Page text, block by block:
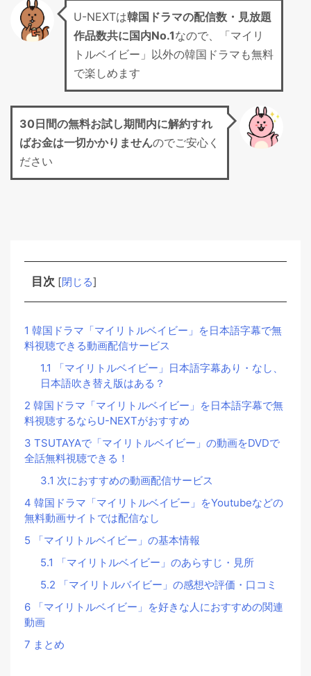
U-NEXTは韓国ドラマの配信数・見放題
作品数共に国内No.1なので、「マイリ
トルベイビー」以外の韓国ドラマも無料
で楽しめます
30日間の無料お試し期間内に解約すれ
ばお金は一切かかりませんのでご安心く
ださい
目次 [閉じる]
1 韓国ドラマ「マイリトルベイビー」を日本語字幕で無
料視聴できる動画配信サービス
1.1 「マイリトルベイビー」日本語字幕あり・なし、
日本語吹き替え版はある？
2 韓国ドラマ「マイリトルベイビー」を日本語字幕で無
料視聴するならU-NEXTがおすすめ
3 TSUTAYAで「マイリトルベイビー」の動画をDVDで
全話無料視聴できる！
3.1 次におすすめの動画配信サービス
4 韓国ドラマ「マイリトルベイビー」をYoutubeなどの
無料動画サイトでは配信なし
5 「マイリトルベイビー」の基本情報
5.1 「マイリトルベイビー」のあらすじ・見所
5.2 「マイリトルバイビー」の感想や評価・口コミ
6 「マイリトルベイビー」を好きな人におすすめの関連
動画
7 まとめ